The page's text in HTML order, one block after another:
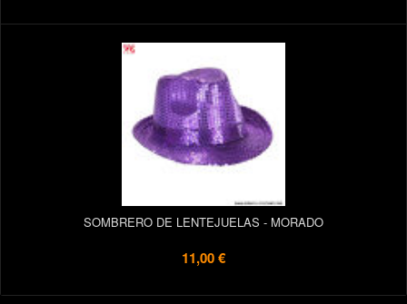
SOMBRERO DE LENTEJUELAS - MORADO
11,00 €